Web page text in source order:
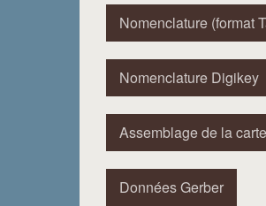
Nomenclature (format
Nomenclature Digikey
Assemblage de la carte
Données Gerber